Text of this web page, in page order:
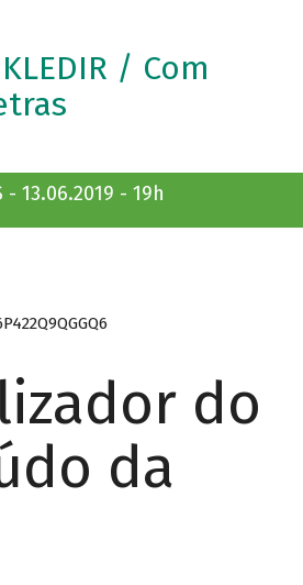
/ Com
13.06.2019 - 19h
do
da